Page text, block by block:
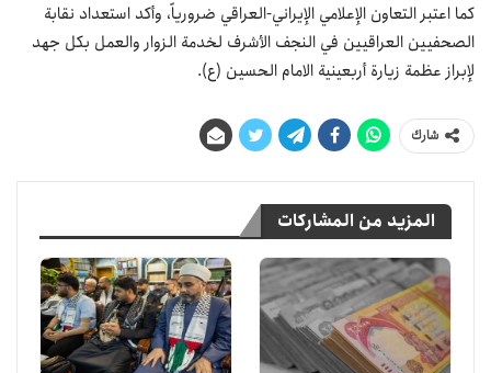
كما اعتبر التعاون الإعلامي الإيراني-العراقي ضرورياً، وأكد استعداد نقابة
الصحفيين العراقيين في النجف الأشرف لخدمة الزوار والعمل بكل جهد
لإبراز عظمة زيارة أربعينية الامام الحسين (ع).
شارك
المزيد من المشاركات